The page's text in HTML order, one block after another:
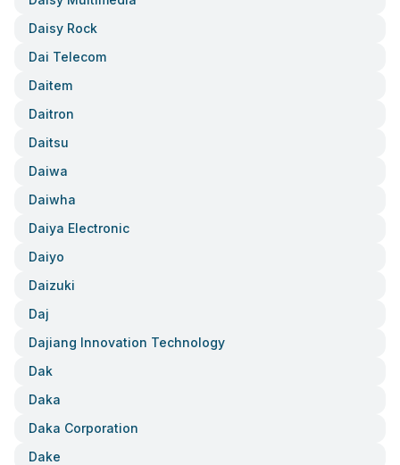
Daisy Rock
Dai Telecom
Daitem
Daitron
Daitsu
Daiwa
Daiwha
Daiya Electronic
Daiyo
Daizuki
Daj
Dajiang Innovation Technology
Dak
Daka
Daka Corporation
Dake